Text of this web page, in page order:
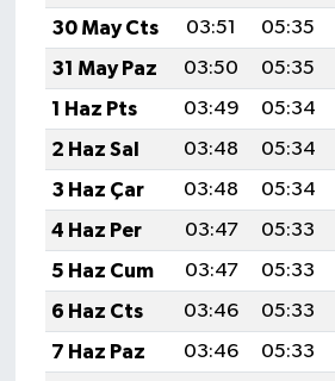
30 May Cts
03:51 05:35
31 May Paz
03:50 05:35
1 Haz Pts
03:49 05:34
2 Haz Sal
03:48 05:34
3 Haz Çar
03:48 05:34
4 Haz Per
03:47 05:33
5 Haz Cum
03:47 05:33
6 Haz Cts
03:46 05:33
7 Haz Paz
03:46 05:33